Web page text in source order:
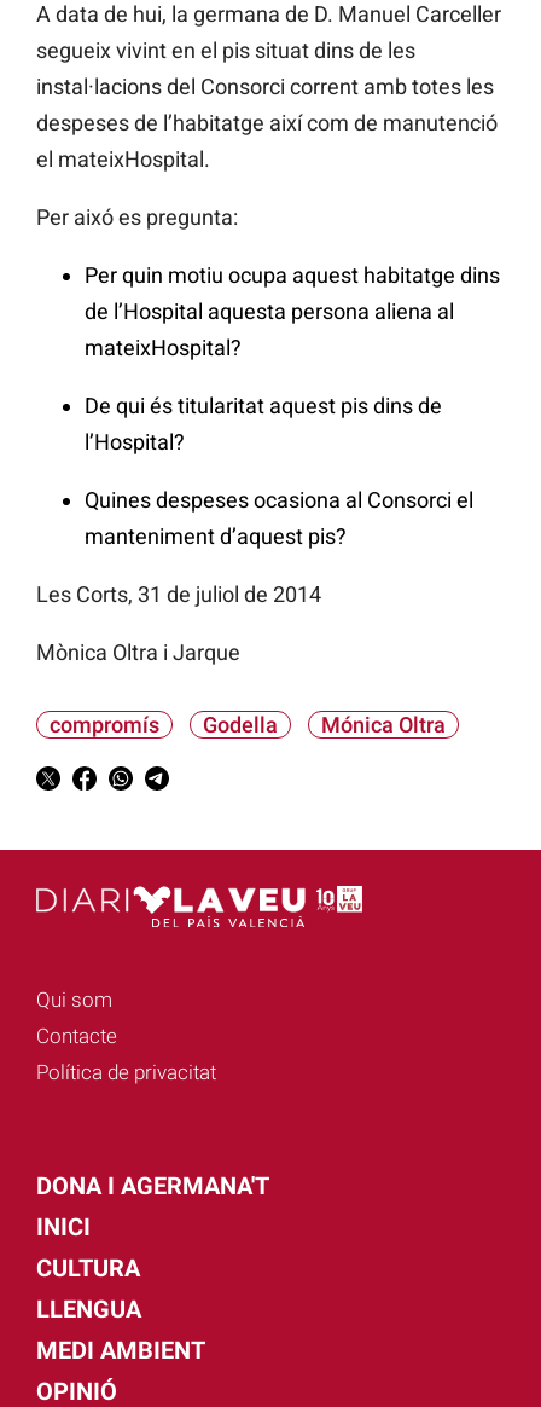
A data de hui, la germana de D. Manuel Carceller
segueix vivint en el pis situat dins de les
instal·lacions del Consorci corrent amb totes les
despeses de l’habitatge així com de manutenció
el mateixHospital.
Per aixó es pregunta:
Per quin motiu ocupa aquest habitatge dins
de l’Hospital aquesta persona aliena al
mateixHospital?
De qui és titularitat aquest pis dins de
l’Hospital?
Quines despeses ocasiona al Consorci el
manteniment d’aquest pis?
Les Corts, 31 de juliol de 2014
Mònica Oltra i Jarque
compromís Godella Mónica Oltra
Qui som
Contacte
Política de privacitat
DONA I AGERMANA'T
INICI
CULTURA
LLENGUA
MEDI AMBIENT
OPINIÓ